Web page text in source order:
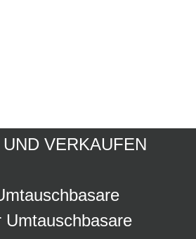
VERKAUFEN
Umtauschbasare